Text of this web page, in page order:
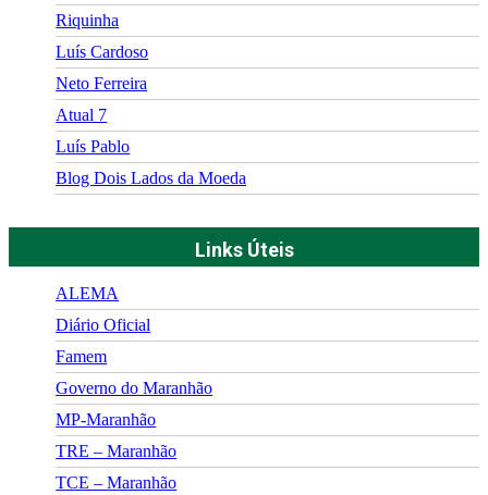
Riquinha
Luís Cardoso
Neto Ferreira
Atual 7
Luís Pablo
Blog Dois Lados da Moeda
Links Úteis
ALEMA
Diário Oficial
Famem
Governo do Maranhão
MP-Maranhão
TRE – Maranhão
TCE – Maranhão